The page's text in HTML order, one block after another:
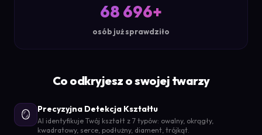
68 696+
osób już sprawdziło
Co odkryjesz o swojej twarzy
🪞 Precyzyjna Detekcja Kształtu
AI identyfikuje Twój kształt z 7 typów: owalny, okrągły,
kwadratowy, serce, podłużny, diament, trójkąt.